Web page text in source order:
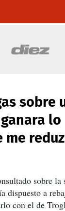
sobre
lo
me
sobre la
dispuesto a
con el de